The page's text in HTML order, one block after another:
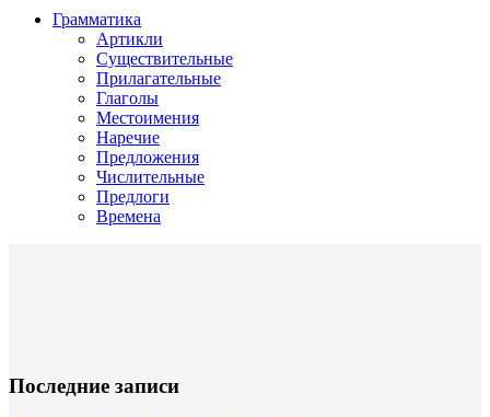
Грамматика
Артикли
Существительные
Прилагательные
Глаголы
Местоимения
Наречие
Предложения
Числительные
Предлоги
Времена
Последние записи